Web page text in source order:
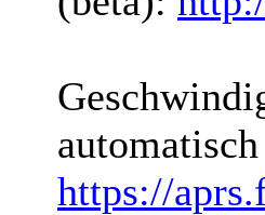
https://